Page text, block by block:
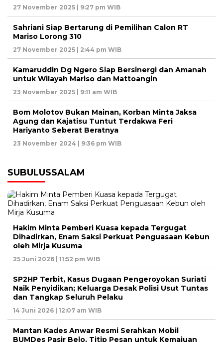
27 November 2025 | 9:27 pm WIB
Sahriani Siap Bertarung di Pemilihan Calon RT
Mariso Lorong 310
27 November 2025 | 2:44 pm WIB
Kamaruddin Dg Ngero Siap Bersinergi dan Amanah
untuk Wilayah Mariso dan Mattoangin
23 November 2025 | 9:11 am WIB
Bom Molotov Bukan Mainan, Korban Minta Jaksa
Agung dan Kajatisu Tuntut Terdakwa Feri
Hariyanto Seberat Beratnya
23 November 2024 | 9:36 pm WIB
SUBULUSSALAM
Hakim Minta Pemberi Kuasa kepada Tergugat
Dihadirkan, Enam Saksi Perkuat Penguasaan Kebun
oleh Mirja Kusuma
25 Juni 2026 | 11:52 pm WIB
SP2HP Terbit, Kasus Dugaan Pengeroyokan Suriati
Naik Penyidikan; Keluarga Desak Polisi Usut Tuntas
dan Tangkap Seluruh Pelaku
14 Juni 2026 | 12:07 am WIB
Mantan Kades Anwar Resmi Serahkan Mobil
BUMDes Pasir Belo, Titip Pesan untuk Kemajuan